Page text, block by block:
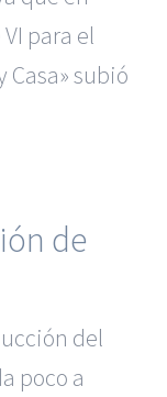
para el
Casa» subió
de
del
poco a